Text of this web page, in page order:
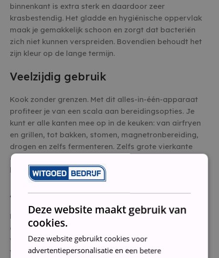
binnenkant is extra sterk en daardoor zeer
krasbestendig. Het gladde en hygiënische oppervlak
maak je gemakkelijk schoon en zorgt dat bacteriën
zich niet kunnen verspreiden. Bovendien behoudt het
zijn kleur op de lange termijn.
Veelzijdig gebruik
Kook zonder grenzen. Met dit alles-in-één-apparaat
profiteer je van een scala aan bereidingsopties. Je
kunt er alle kanten mee op in de keuken: van airfryen
en grillen, tot bakken, stomen, magnetronbereiding,
drogen en zelfs fermenteren. Zelfs grote vierkante
ovenschalen voor bijvoorbeeld een lasagne kun je
kwijt dankzij het uitschakelbare draaiplateau.
Automatische bereiding
Bereid in een handomdraai heerlijke zelfgemaakte
gerechten met verse ingrediënten. Kies simpelweg een
van de voorgeprogrammeerde bereidingsinstellingen
voor een perfecte maaltijd: gezond, sappig en vol
Deze website maakt gebruik van
cookies.
Deze website gebruikt cookies voor
advertentiepersonalisatie en een betere